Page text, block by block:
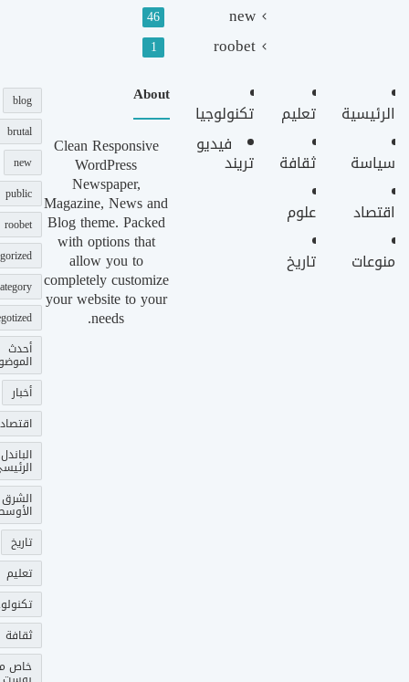
new
46
roobet
1
الرئيسية
سياسة
اقتصاد
منوعات
تعليم
ثقافة
علوم
تاريخ
تكنولوجيا
فيديو
تريند
About
Clean Responsive
WordPress
Newspaper,
Magazine, News and
Blog theme. Packed
with options that
allow you to
completely customize
your website to your
needs.
blog
brutal
new
public
roobet
أحدث
أخبار
اقتصاد
الباندل
الشرق
تاريخ
تعليم
ثقافة
خاص